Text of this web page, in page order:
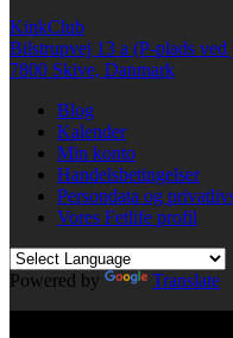
KinkClub
Bilstrupvej 13 a (P-plads
7800 Skive, Danmark
Blog
Kalender
Min konto
Handelsbetingelser
Persondata og
Vores Fetlife profil
Powered by
Translate